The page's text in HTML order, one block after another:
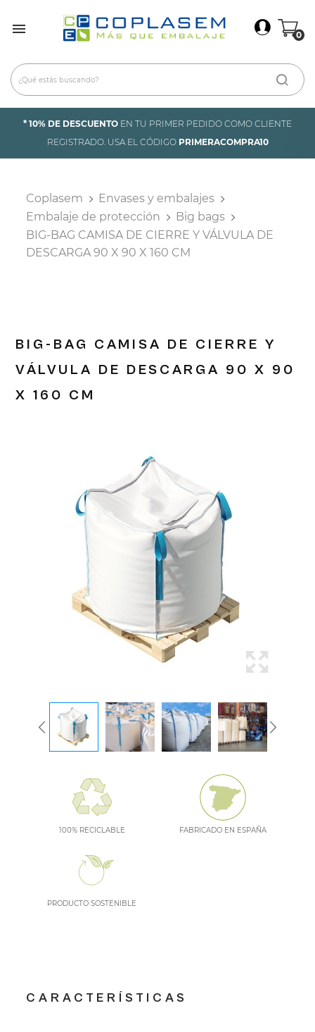
 0
* 10% DE DESCUENTO EN TU PRIMER PEDIDO COMO CLIENTE
REGISTRADO. USA EL CÓDIGO PRIMERACOMPRA10
Coplasem
Envases y embalajes
Embalaje de protección
Big bags
BIG-BAG CAMISA DE CIERRE Y VÁLVULA DE
DESCARGA 90 X 90 X 160 CM
BIG-BAG CAMISA DE CIERRE Y
VÁLVULA DE DESCARGA 90 X 90
X 160 CM
100% RECICLABLE FABRICADO EN ESPAÑA
PRODUCTO SOSTENIBLE
CARACTERÍSTICAS
Iniciar Sesión ×
Cancelar Iniciar sesión